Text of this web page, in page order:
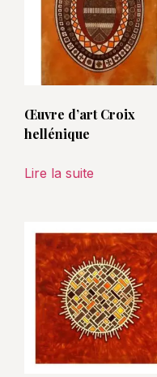
Œuvre d’art Croix
hellénique
Lire la suite